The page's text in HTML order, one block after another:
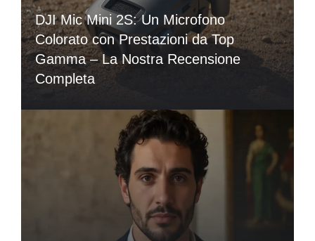
DJI Mic Mini 2S: Un Microfono
Colorato con Prestazioni da Top
Gamma – La Nostra Recensione
Completa